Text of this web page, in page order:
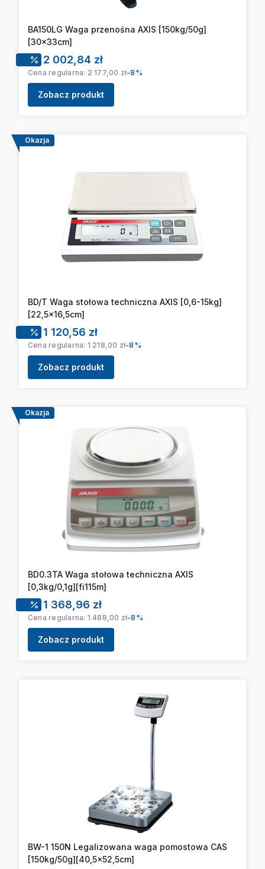
BA150LG Waga przenośna AXIS [150kg/50g]
[30x33cm]
Cena promocyjna
2 002,84 zł
Cena regularna: 2 177,00 zł-8%
Zobacz produkt
Okazja
BD/T Waga stołowa techniczna AXIS [0,6-15kg]
[22,5x16,5cm]
Cena promocyjna
1 120,56 zł
Cena regularna: 1 218,00 zł-8%
Zobacz produkt
Okazja
BD0.3TA Waga stołowa techniczna AXIS
[0,3kg/0,1g][fi115m]
Cena promocyjna
1 368,96 zł
Cena regularna: 1 488,00 zł-8%
Zobacz produkt
BW-1 150N Legalizowana waga pomostowa CAS
[150kg/50g][40,5x52,5cm]